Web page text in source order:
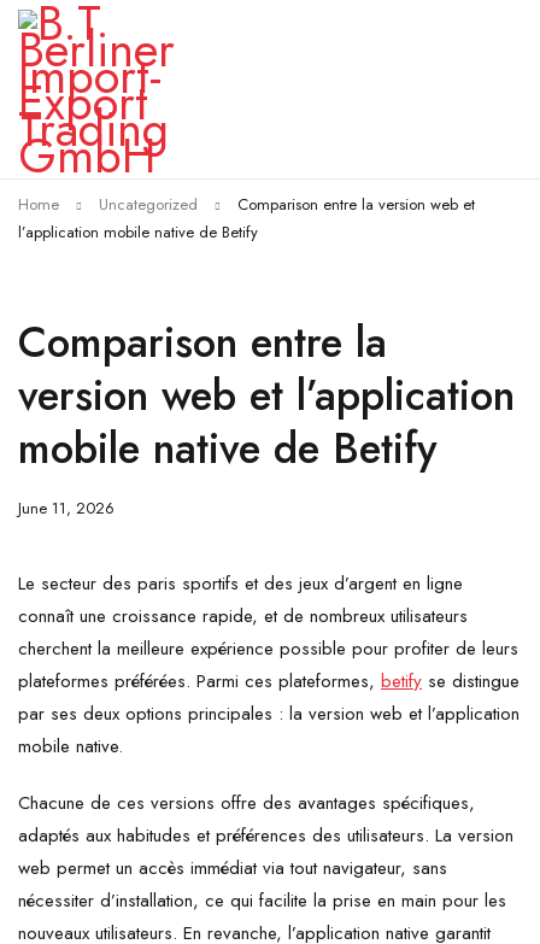
Home Uncategorized
Comparison entre la version web et
l’application mobile native de Betify
Comparison entre la
version web et l’application
mobile native de Betify
June 11, 2026
Le secteur des paris sportifs et des jeux d’argent en ligne
connaît une croissance rapide, et de nombreux utilisateurs
cherchent la meilleure expérience possible pour profiter de leurs
plateformes préférées. Parmi ces plateformes, betify se distingue
par ses deux options principales : la version web et l’application
mobile native.
Chacune de ces versions offre des avantages spécifiques,
adaptés aux habitudes et préférences des utilisateurs. La version
web permet un accès immédiat via tout navigateur, sans
nécessiter d’installation, ce qui facilite la prise en main pour les
nouveaux utilisateurs. En revanche, l’application native garantit